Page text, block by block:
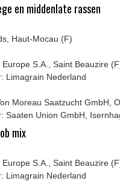
en middenlate rassen
Haut-Mocau (F)
S.A., Saint Beauzire
Limagrain Nederland
Moreau Saatzucht GmbH,
Saaten Union GmbH,
mix
S.A., Saint Beauzire
Limagrain Nederland